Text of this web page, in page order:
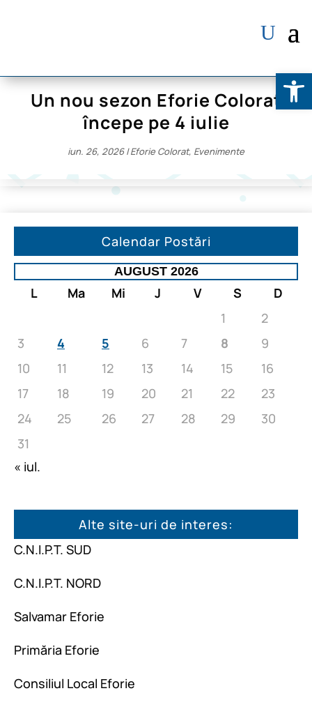
Un nou sezon Eforie Colorat
începe pe 4 iulie
iun. 26, 2026|Eforie Colorat, Evenimente
Calendar Postări
AUGUST 2026
L Ma Mi J V S
D
1
2
3
4 5 6 7 8
9
10
11 12 13 14 15
16
17
18 19 20 21 22
23
24
25 26 27 28 29
30
31
« iul.
Alte site-uri de interes:
C.N.I.P.T. SUD
C.N.I.P.T. NORD
Salvamar Eforie
Primăria Eforie
Consiliul Local Eforie